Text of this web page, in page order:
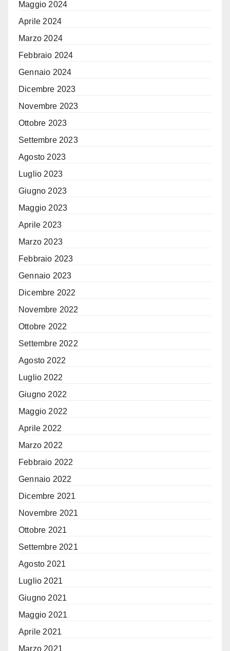
Maggio 2024
Aprile 2024
Marzo 2024
Febbraio 2024
Gennaio 2024
Dicembre 2023
Novembre 2023
Ottobre 2023
Settembre 2023
Agosto 2023
Luglio 2023
Giugno 2023
Maggio 2023
Aprile 2023
Marzo 2023
Febbraio 2023
Gennaio 2023
Dicembre 2022
Novembre 2022
Ottobre 2022
Settembre 2022
Agosto 2022
Luglio 2022
Giugno 2022
Maggio 2022
Aprile 2022
Marzo 2022
Febbraio 2022
Gennaio 2022
Dicembre 2021
Novembre 2021
Ottobre 2021
Settembre 2021
Agosto 2021
Luglio 2021
Giugno 2021
Maggio 2021
Aprile 2021
Marzo 2021